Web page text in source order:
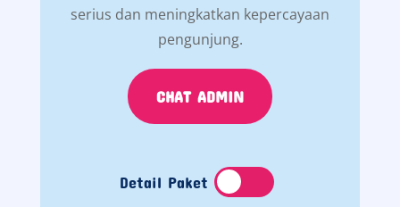
serius dan meningkatkan kepercayaan
pengunjung.
CHAT ADMIN
Detail Paket